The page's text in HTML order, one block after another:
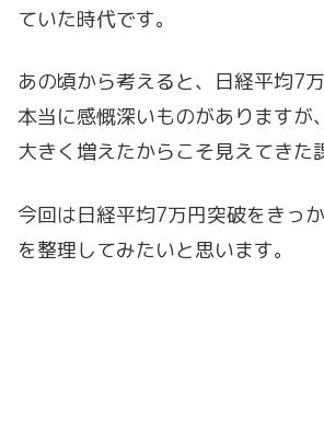
ていた時代です。
あの頃から考えると、日経平均7
本当に感慨深いものがありますが
大きく増えたからこそ見えてきた
今回は日経平均7万円突破をきっ
を整理してみたいと思います。